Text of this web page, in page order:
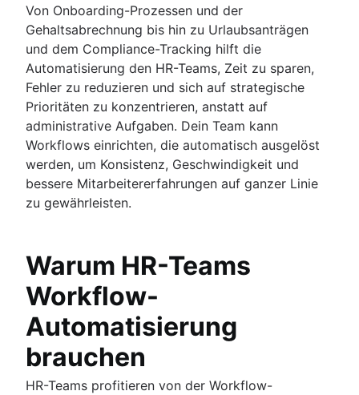
Von Onboarding-Prozessen und der
Gehaltsabrechnung bis hin zu Urlaubsanträgen
und dem Compliance-Tracking hilft die
Automatisierung den HR-Teams, Zeit zu sparen,
Fehler zu reduzieren und sich auf strategische
Prioritäten zu konzentrieren, anstatt auf
administrative Aufgaben. Dein Team kann
Workflows einrichten, die automatisch ausgelöst
werden, um Konsistenz, Geschwindigkeit und
bessere Mitarbeitererfahrungen auf ganzer Linie
zu gewährleisten.
Warum HR-Teams
Workflow-
Automatisierung
brauchen
HR-Teams profitieren von der Workflow-